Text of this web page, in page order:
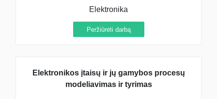
Elektronika
Peržiūrėti darbą
Elektronikos įtaisų ir jų gamybos procesų
modeliavimas ir tyrimas